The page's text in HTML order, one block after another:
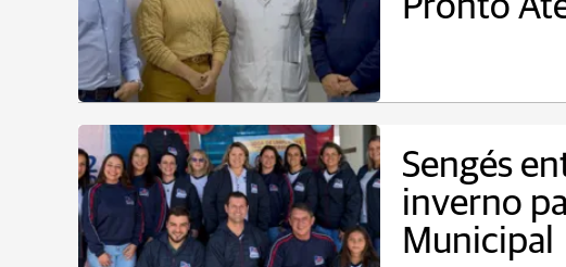
Sengés
inverno
Municipal